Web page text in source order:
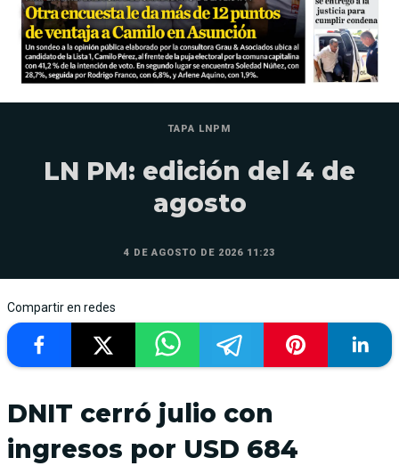
TAPA LNPM
LN PM: edición del 4 de
agosto
4 DE AGOSTO DE 2026 11:23
Compartir en redes
DNIT cerró julio con
ingresos por USD 684